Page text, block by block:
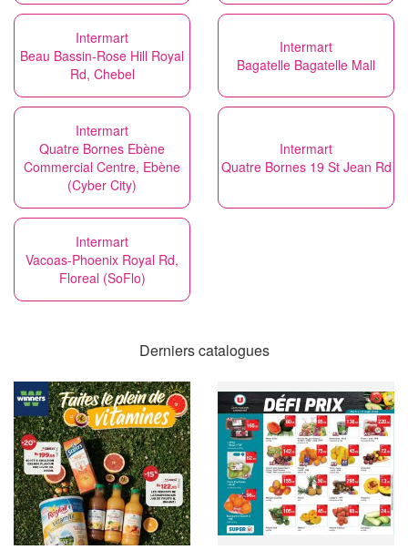
Intermart
Beau Bassin-Rose Hill Royal
Rd, Chebel
Intermart
Bagatelle Bagatelle Mall
Intermart
Quatre Bornes Ebène
Commercial Centre, Ebène
(Cyber City)
Intermart
Quatre Bornes 19 St Jean Rd
Intermart
Vacoas-Phoenix Royal Rd,
Floreal (SoFlo)
Derniers catalogues